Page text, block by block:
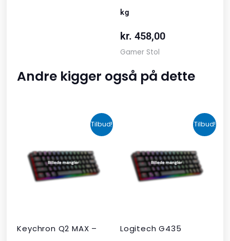
kg
kr. 458,00
Gamer Stol
Andre kigger også på dette
Tilbud!
Keychron Q2 MAX –
oprindelige
pris
var:
kr. 2.190,00.
Den
aktuelle
pris
er:
kr. 1.465,00.
Tilbud!
Logitech G435
oprindelige
pris
var:
kr. 599,00.
aktuelle
pris
er:
kr. 399,00.